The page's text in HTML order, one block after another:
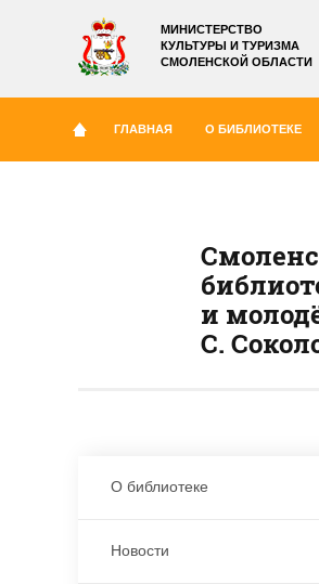
МИНИСТЕРСТВО
КУЛЬТУРЫ И ТУРИЗМА
СМОЛЕНСКОЙ ОБЛАСТИ
ГЛАВНАЯ О БИБЛИОТЕКЕ
и
С.
О библиотеке
Новости